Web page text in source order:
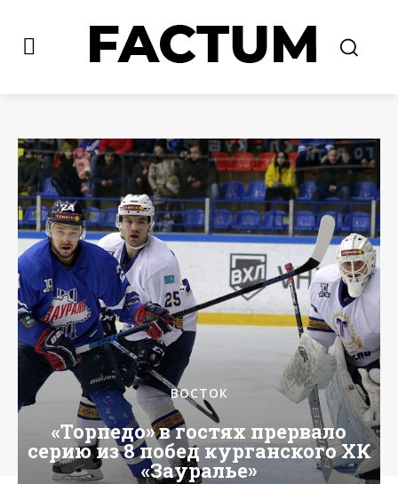
ВОСТОК
«Торпедо» в гостях прервало
серию из 8 побед курганского ХК
«Зауралье»